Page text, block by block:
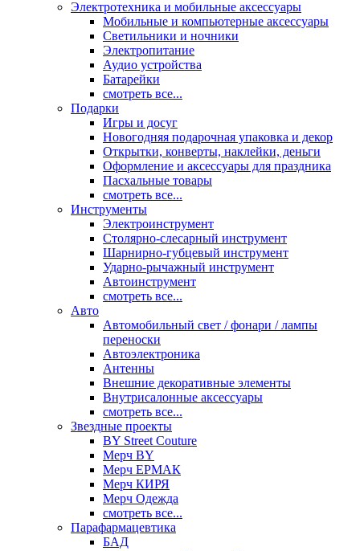
Электротехника и мобильные аксессуары
Мобильные и компьютерные аксессуары
Светильники и ночники
Электропитание
Аудио устройства
Батарейки
смотреть все...
Подарки
Игры и досуг
Новогодняя подарочная упаковка и декор
Открытки, конверты, наклейки, деньги
Оформление и аксессуары для праздника
Пасхальные товары
смотреть все...
Инструменты
Электроинструмент
Столярно-слесарный инструмент
Шарнирно-губцевый инструмент
Ударно-рычажный инструмент
Автоинструмент
смотреть все...
Авто
Автомобильный свет / фонари / лампы
переноски
Автоэлектроника
Антенны
Внешние декоративные элементы
Внутрисалонные аксессуары
смотреть все...
Звездные проекты
BY Street Couture
Мерч BY
Мерч ЕРМАК
Мерч КИРЯ
Мерч Одежда
смотреть все...
Парафармацевтика
БАД